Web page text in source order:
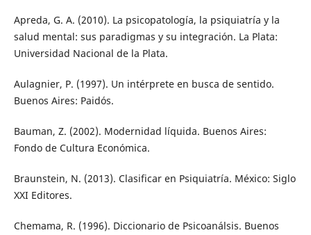
Apreda, G. A. (2010). La psicopatología, la psiquiatría y la
salud mental: sus paradigmas y su integración. La Plata:
Universidad Nacional de la Plata.
Aulagnier, P. (1997). Un intérprete en busca de sentido.
Buenos Aires: Paidós.
Bauman, Z. (2002). Modernidad líquida. Buenos Aires:
Fondo de Cultura Económica.
Braunstein, N. (2013). Clasificar en Psiquiatría. México: Siglo
XXI Editores.
Chemama, R. (1996). Diccionario de Psicoanálsis. Buenos